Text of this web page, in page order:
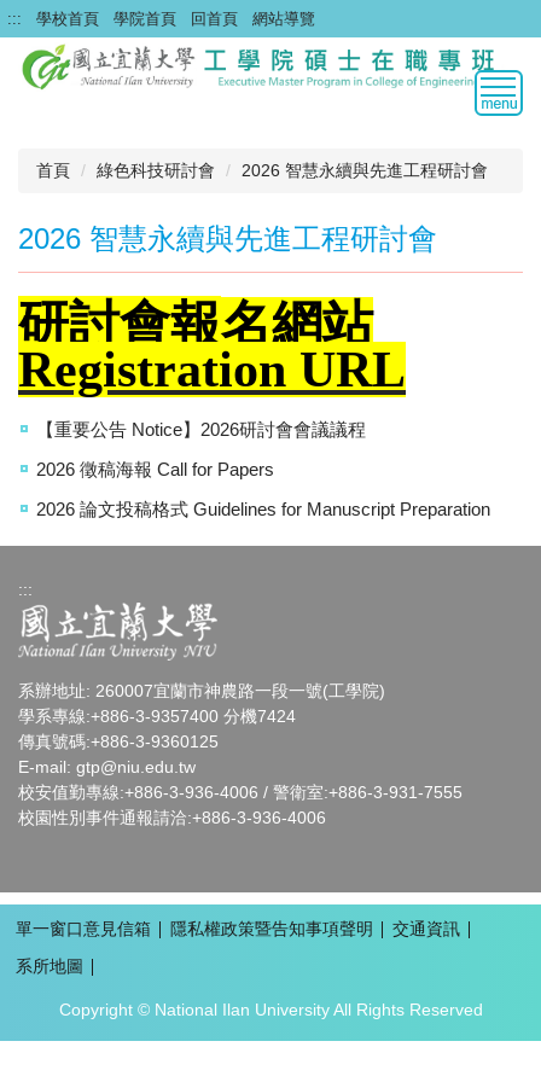
跳
到
主
::: 學校首頁 學院首頁 回首頁 網站導覽
首頁 綠色科技研討會 2026 智慧永續與先進工程研討會
2026 智慧永續與先進工程研討會
研討會報名網站
Registration URL
【重要公告 Notice】2026研討會會議議程
2026 徵稿海報 Call for Papers
2026 論文投稿格式 Guidelines for Manuscript Preparation
:::
系辦地址: 260007宜蘭市神農路一段一號(工學院)
學系專線:+886-3-9357400 分機7424
傳真號碼:+886-3-9360125
E-mail: gtp@niu.edu.tw
校安值勤專線:+886-3-936-4006 / 警衛室:+886-3-931-7555
校園性別事件通報請洽:+886-3-936-4006
單一窗口意見信箱 隱私權政策暨告知事項聲明
交通資訊
系所地圖
Copyright © National Ilan University All Rights Reserved